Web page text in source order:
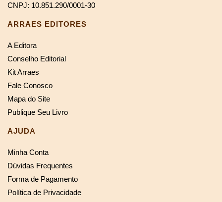
CNPJ: 10.851.290/0001-30
ARRAES EDITORES
A Editora
Conselho Editorial
Kit Arraes
Fale Conosco
Mapa do Site
Publique Seu Livro
AJUDA
Minha Conta
Dúvidas Frequentes
Forma de Pagamento
Política de Privacidade